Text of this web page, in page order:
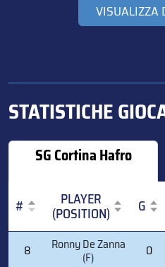
VISUALIZZA
STATISTICHE
SG Cortina Hafro
# PLAYER
(POSITION) G
PLAYER
(POSITION)
8 Ronny De Zanna
(F) 0